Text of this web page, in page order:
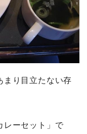
まり目立たない存
レーセット」で